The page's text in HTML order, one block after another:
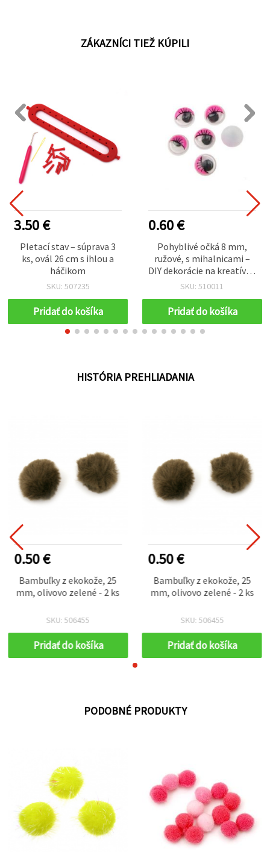
ZÁKAZNÍCI TIEŽ KÚPILI
3.50 €
Pletací stav – súprava 3
ks, ovál 26 cm s ihlou a
háčikom
SKU: 507235
Pridať do košíka
0.60 €
Pohyblivé očká 8 mm,
ružové, s mihalnicami –
DIY dekorácie na kreatívne
tvorenie a ručné práce, 50
SKU: 510011
Pridať do košíka
HISTÓRIA PREHLIADANIA
0.50 €
Bambuľky z ekokože, 25
mm, olivovo zelené - 2 ks
SKU: 506455
Pridať do košíka
0.50 €
Bambuľky z ekokože, 25
mm, olivovo zelené - 2 ks
SKU: 506455
Pridať do košíka
PODOBNÉ PRODUKTY